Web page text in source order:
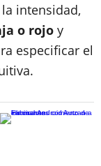
intensidad,
o rojo y
especificar el